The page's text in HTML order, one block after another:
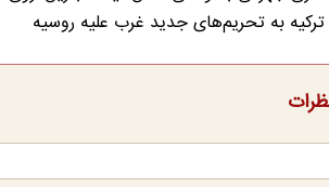
به تحریم‌های جدید غرب علیه روسیه